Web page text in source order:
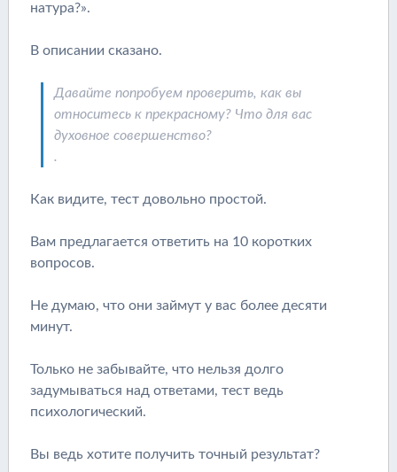
натура?».
В описании сказано.
Давайте попробуем проверить, как вы
относитесь к прекрасному? Что для вас
духовное совершенство?
.
Как видите, тест довольно простой.
Вам предлагается ответить на 10 коротких
вопросов.
Не думаю, что они займут у вас более десяти
минут.
Только не забывайте, что нельзя долго
задумываться над ответами, тест ведь
психологический.
Вы ведь хотите получить точный результат?